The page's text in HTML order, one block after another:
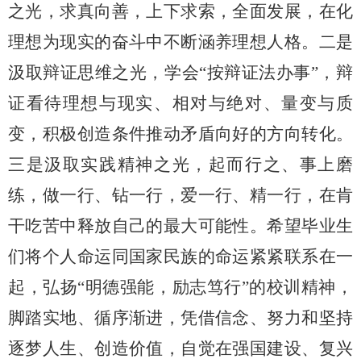
之光，求真向善，上下求索，全面发展，在化
理想为现实的奋斗中不断涵养理想人格。二是
汲取辩证思维之光，学会“按辩证法办事”，辩
证看待理想与现实、相对与绝对、量变与质
变，积极创造条件推动矛盾向好的方向转化。
三是汲取实践精神之光，起而行之、事上磨
练，做一行、钻一行，爱一行、精一行，在肯
干吃苦中释放自己的最大可能性。希望毕业生
们将个人命运同国家民族的命运紧紧联系在一
起，弘扬“明德强能，励志笃行”的校训精神，
脚踏实地、循序渐进，凭借信念、努力和坚持
逐梦人生、创造价值，自觉在强国建设、复兴